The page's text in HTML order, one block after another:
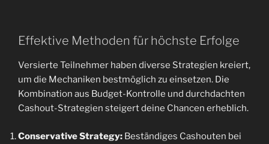
Effektive Methoden für höchste Erfolge
Versierte Teilnehmer haben diverse Strategien kreiert,
um die Mechaniken bestmöglich zu einsetzen. Die
Kombination aus Budget-Kontrolle und durchdachten
Cashout-Strategien steigert deine Chancen erheblich.
Conservative Strategy: Beständiges Cashouten bei